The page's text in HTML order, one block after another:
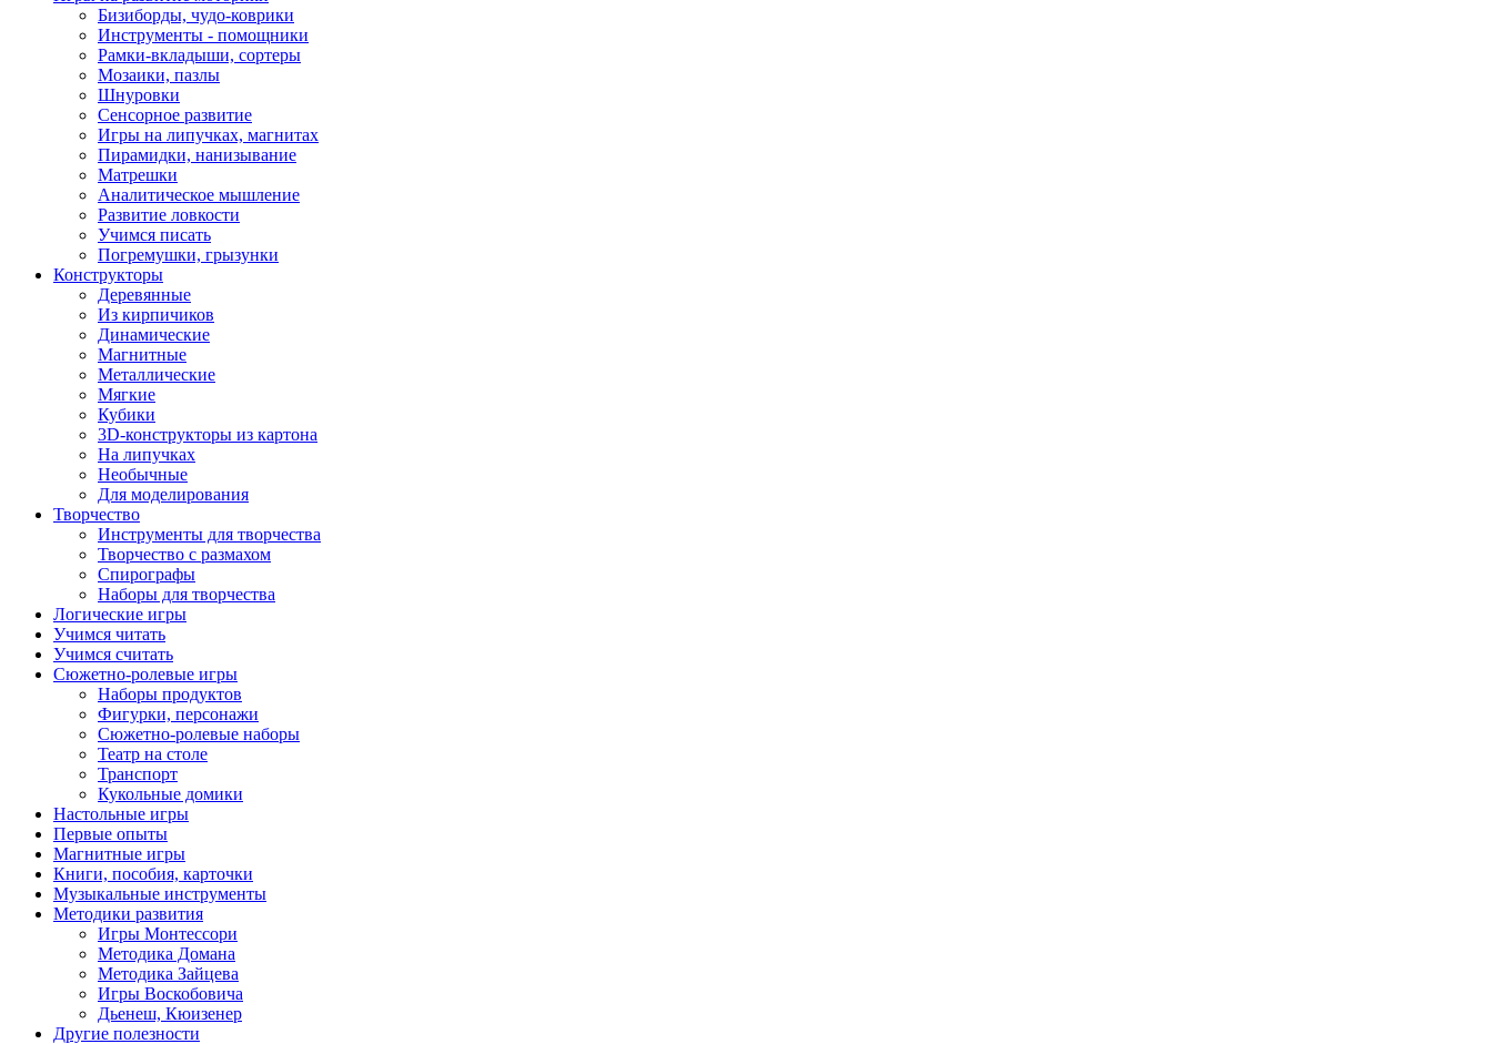
Бизиборды, чудо-коврики
Инструменты - помощники
Рамки-вкладыши, сортеры
Мозаики, пазлы
Шнуровки
Сенсорное развитие
Игры на липучках, магнитах
Пирамидки, нанизывание
Матрешки
Аналитическое мышление
Развитие ловкости
Учимся писать
Погремушки, грызунки
Конструкторы
Деревянные
Из кирпичиков
Динамические
Магнитные
Металлические
Мягкие
Кубики
3D-конструкторы из картона
На липучках
Необычные
Для моделирования
Творчество
Инструменты для творчества
Творчество с размахом
Спирографы
Наборы для творчества
Логические игры
Учимся читать
Учимся считать
Сюжетно-ролевые игры
Наборы продуктов
Фигурки, персонажи
Сюжетно-ролевые наборы
Театр на столе
Транспорт
Кукольные домики
Настольные игры
Первые опыты
Магнитные игры
Книги, пособия, карточки
Музыкальные инструменты
Методики развития
Игры Монтессори
Методика Домана
Методика Зайцева
Игры Воскобовича
Дьенеш, Кюизенер
Другие полезности